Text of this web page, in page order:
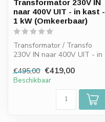
Transformator 230V IN
naar 400V UIT - in kast -
1 kW (Omkeerbaar)
Transformator / Transfo
230V IN naar 400V UIT - in
€495,00 €419,00
Beschikbaar